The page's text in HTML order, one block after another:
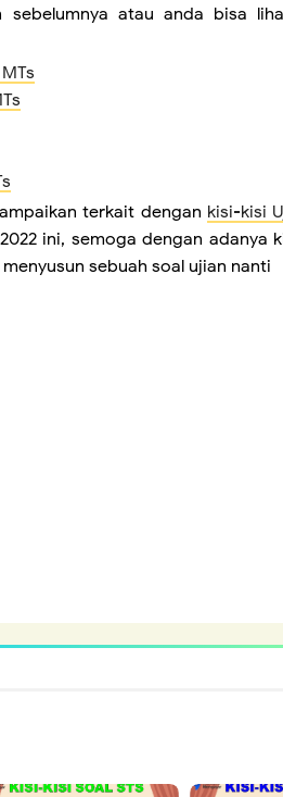
sebelumnya atau anda bisa
terkait dengan kisi-kisi
ini, semoga dengan adanya
sebuah soal ujian nanti